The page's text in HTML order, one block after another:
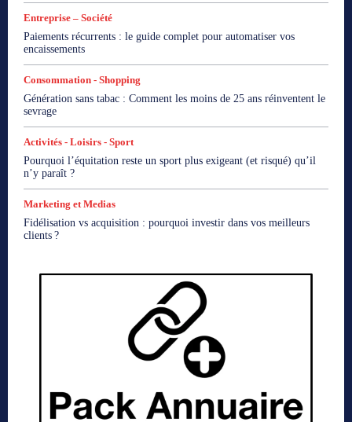
Entreprise – Société
Paiements récurrents : le guide complet pour automatiser vos
encaissements
Consommation - Shopping
Génération sans tabac : Comment les moins de 25 ans réinventent le
sevrage
Activités - Loisirs - Sport
Pourquoi l’équitation reste un sport plus exigeant (et risqué) qu’il
n’y paraît ?
Marketing et Medias
Fidélisation vs acquisition : pourquoi investir dans vos meilleurs
clients ?